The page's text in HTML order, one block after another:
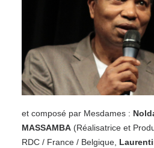
et composé par Mesdames :
MASSAMBA (Réalisatrice et
RDC / France / Belgique,